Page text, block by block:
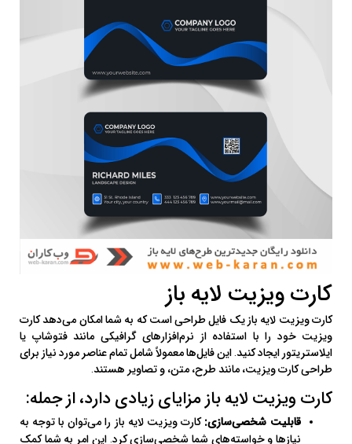
کارت ویزیت لایه باز
کارت ویزیت لایه باز یک فایل طراحی است که به شما امکان می‌دهد کارت
ویزیت خود را با استفاده از نرم‌افزارهای گرافیکی مانند فتوشاپ یا
ایلاستریتور ایجاد کنید. این فایل‌ها معمولاً شامل تمام عناصر مورد نیاز برای
طراحی کارت ویزیت، مانند طرح، متن، و تصاویر هستند.
کارت ویزیت لایه باز مزایای زیادی دارد، از جمله:
قابلیت شخصی‌سازی: کارت ویزیت لایه باز را می‌توان با توجه به
نیازها و خواسته‌های شما شخصی‌سازی کرد. این امر به شما کمک